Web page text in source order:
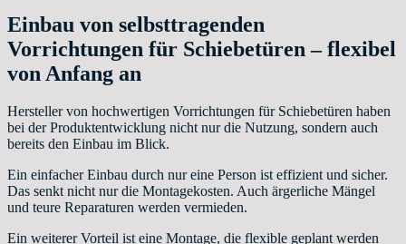
Einbau von selbsttragenden
Vorrichtungen für Schiebetüren – flexibel
von Anfang an
Hersteller von hochwertigen Vorrichtungen für Schiebetüren haben
bei der Produktentwicklung nicht nur die Nutzung, sondern auch
bereits den Einbau im Blick.
Ein einfacher Einbau durch nur eine Person ist effizient und sicher.
Das senkt nicht nur die Montagekosten. Auch ärgerliche Mängel
und teure Reparaturen werden vermieden.
Ein weiterer Vorteil ist eine Montage, die flexible geplant werden